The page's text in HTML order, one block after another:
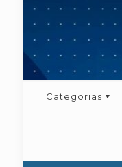
Categorias